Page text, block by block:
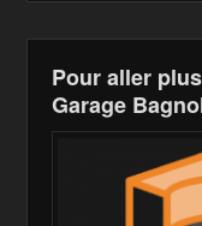
Pour aller
Garage